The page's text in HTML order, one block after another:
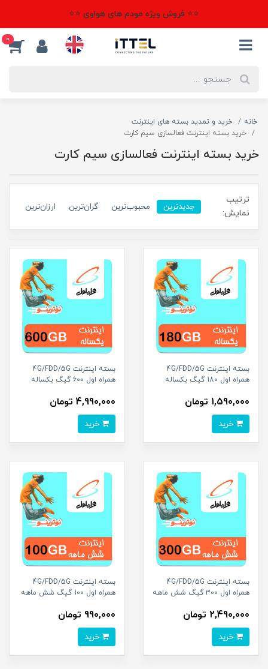
⭐⭐ فروش ویژه مودم های هواوی ⭐⭐
0
خانه
خرید و تمدید بسته های اینترنت
خرید بسته اینترنت فعالسازی سیم کارت
خرید بسته اینترنت فعالسازی سیم کارت
ترتیب
نمایش:
جدیدترین محبوب‌ترین گران‌ترین ارزان‌ترین
بسته اینترنت 4G/FDD/5G
همراه اول 180 گیگ یکساله
1,590,000 تومان
بسته اینترنت 4G/FDD/5G
همراه اول 600 گیگ یکساله
4,990,000 تومان
بسته اینترنت 4G/FDD/5G
همراه اول 300 گیگ شش ماهه
2,490,000 تومان
بسته اینترنت 4G/FDD/5G
همراه اول 100 گیگ شش ماهه
990,000 تومان